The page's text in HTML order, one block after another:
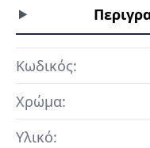
Κωδικός:
Χρώμα:
Υλικό: